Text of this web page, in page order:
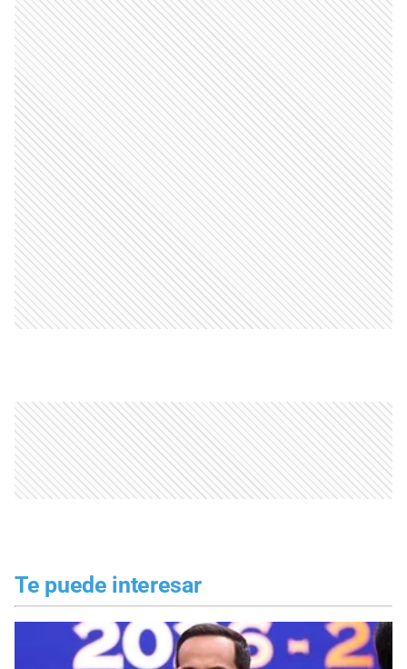
Te puede interesar